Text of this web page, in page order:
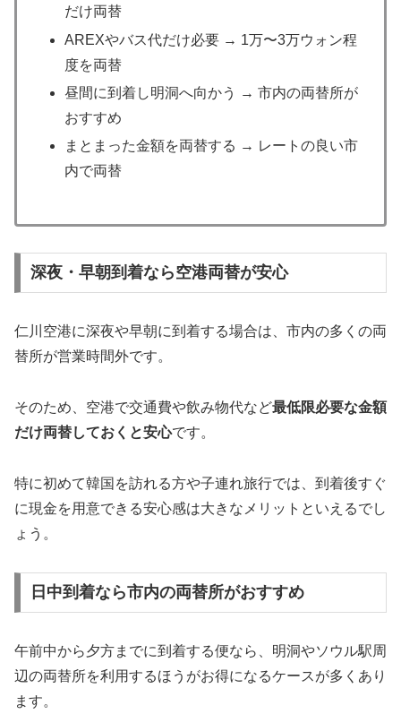
だけ両替
AREXやバス代だけ必要 → 1万〜3万ウォン程
度を両替
昼間に到着し明洞へ向かう → 市内の両替所が
おすすめ
まとまった金額を両替する → レートの良い市
内で両替
深夜・早朝到着なら空港両替が安心
仁川空港に深夜や早朝に到着する場合は、市内の多くの両
替所が営業時間外です。
そのため、空港で交通費や飲み物代など最低限必要な金額
だけ両替しておくと安心です。
特に初めて韓国を訪れる方や子連れ旅行では、到着後すぐ
に現金を用意できる安心感は大きなメリットといえるでし
ょう。
日中到着なら市内の両替所がおすすめ
午前中から夕方までに到着する便なら、明洞やソウル駅周
辺の両替所を利用するほうがお得になるケースが多くあり
ます。